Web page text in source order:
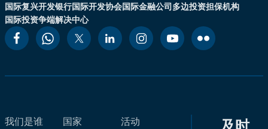
国际复兴开发银行国际开发协会国际金融公司多边投资担保机构
国际投资争端解决中心
我们是谁
国家
活动